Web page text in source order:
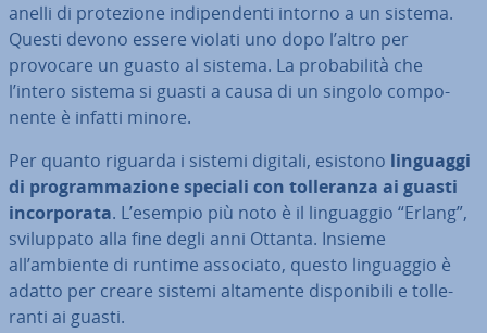
anelli di pro­te­zio­ne in­di­pen­den­ti intorno a un sistema.
Questi devono essere violati uno dopo l’altro per
provocare un guasto al sistema. La pro­ba­bi­li­tà che
l’intero sistema si guasti a causa di un singolo com­po­
nen­te è infatti minore.
Per quanto riguarda i sistemi digitali, esistono linguaggi
di pro­gram­ma­zio­ne speciali con tol­le­ran­za ai guasti
in­cor­po­ra­ta. L’esempio più noto è il lin­guag­gio “Erlang”,
svi­lup­pa­to alla fine degli anni Ottanta. Insieme
all’ambiente di runtime associato, questo lin­guag­gio è
adatto per creare sistemi altamente di­spo­ni­bi­li e tol­le­
ran­ti ai guasti.